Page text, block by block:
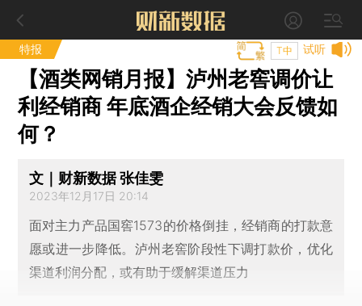
特报 试听
T中
【酒类网销月报】泸州老窖调价让
利经销商 年底酒企经销大会反馈如
何？
文｜财新数据 张佳雯
2023年12月17日 20:14
面对主力产品国窖1573的价格倒挂，经销商的打款意
愿或进一步降低。泸州老窖阶段性下调打款价，优化
渠道利润分配，或有助于缓解渠道压力